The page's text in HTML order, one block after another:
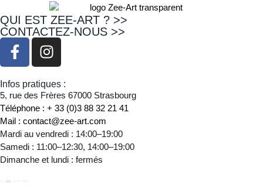
QUI EST ZEE-ART ? >>
CONTACTEZ-NOUS >>
Infos pratiques :
5, rue des Frères 67000 Strasbourg
Téléphone : + 33 (0)3 88 32 21 41
Mail : contact@zee-art.com
Mardi au vendredi : 14:00–19:00
Samedi : 11:00–12:30, 14:00–19:00
Dimanche et lundi : fermés